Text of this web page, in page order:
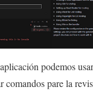
podemos
comandos pare la